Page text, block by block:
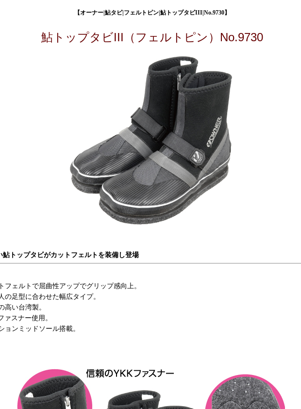
【オーナー|鮎タビ|フェルトピン|鮎トップタビIII|No.9730】
鮎トップタビIII（フェルトピン）No.9730
鮎トップタビがカットフェルトを装備し登場
フェルトで屈曲性アップでグリップ感向上。
の足型に合わせた幅広タイプ。
高い台湾製。
ァスナー使用。
ョンミッドソール搭載。